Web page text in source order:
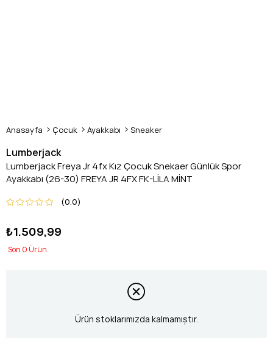
Anasayfa Çocuk Ayakkabı Sneaker
Lumberjack
Lumberjack Freya Jr 4fx Kız Çocuk Snekaer Günlük Spor
Ayakkabı (26-30) FREYA JR 4FX FK-LİLA MİNT
0.0
₺1.509,99
0
Ürün stoklarımızda kalmamıştır.